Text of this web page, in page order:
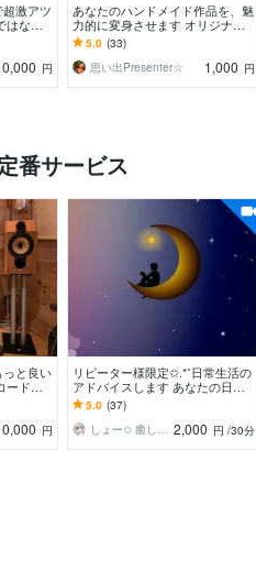
激アツ
なく
けで、
円
あなたのハンドメイド作品を、魅
力的に変身させます オリジナル
受注も☆【アクセサリー台紙／ハ
ンドメイド台紙】
5.0 (33)
思い出Presenter☆
1,000 円
番サービス
っと良い
ドか
ス！
円
リピーター様限定✩.*˚日常生活の
アドバイスします あなたの日常
がより豊かになるちょっとしたお
まじない
5.0 (37)
しょー✩ 癒し場☘️ 2,000 円 /30分